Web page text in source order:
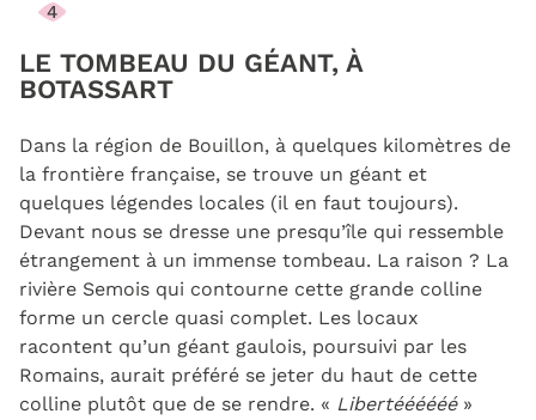
4
LE TOMBEAU DU GÉANT, À
BOTASSART
Dans la région de Bouillon, à quelques kilomètres de
la frontière française, se trouve un géant et
quelques légendes locales (il en faut toujours).
Devant nous se dresse une presqu’île qui ressemble
étrangement à un immense tombeau. La raison ? La
rivière Semois qui contourne cette grande colline
forme un cercle quasi complet. Les locaux
racontent qu’un géant gaulois, poursuivi par les
Romains, aurait préféré se jeter du haut de cette
colline plutôt que de se rendre. « Libertéééééé»